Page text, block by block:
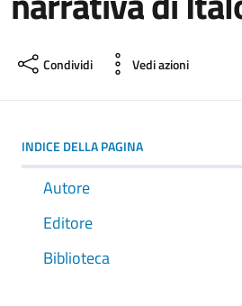
Condividi Vedi azioni
INDICE DELLA PAGINA
Autore
Editore
Biblioteca